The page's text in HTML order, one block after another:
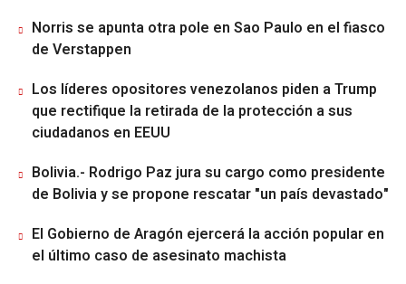
Norris se apunta otra pole en Sao Paulo en el fiasco
de Verstappen
Los líderes opositores venezolanos piden a Trump
que rectifique la retirada de la protección a sus
ciudadanos en EEUU
Bolivia.- Rodrigo Paz jura su cargo como presidente
de Bolivia y se propone rescatar "un país devastado"
El Gobierno de Aragón ejercerá la acción popular en
el último caso de asesinato machista